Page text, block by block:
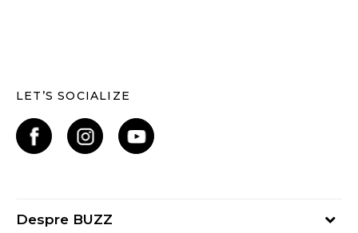
LET’S SOCIALIZE
Despre BUZZ